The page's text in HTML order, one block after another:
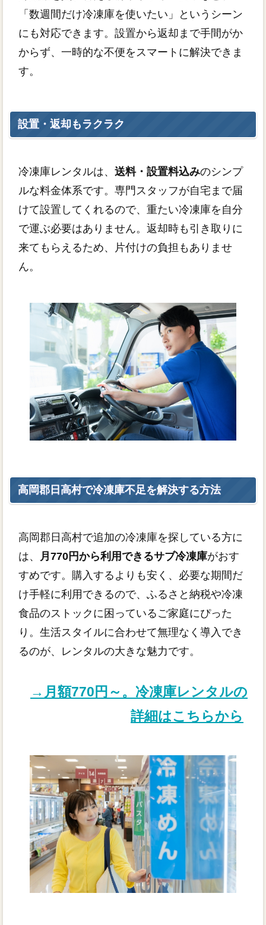
「数週間だけ冷凍庫を使いたい」というシーン
にも対応できます。設置から返却まで手間がか
からず、一時的な不便をスマートに解決できま
す。
設置・返却もラクラク
冷凍庫レンタルは、 送料・設置料込みのシンプ
ルな料金体系です。専門スタッフが自宅まで届
けて設置してくれるので、重たい冷凍庫を自分
で運ぶ必要はありません。返却時も引き取りに
来てもらえるため、片付けの負担もありませ
ん。
高岡郡日高村で冷凍庫不足を解決する方法
高岡郡日高村で追加の冷凍庫を探している方に
は、
月770円から利用できるサブ冷凍庫がおす
すめです。購入するよりも安く、必要な期間だ
け手軽に利用できるので、ふるさと納税や冷凍
食品のストックに困っているご家庭にぴった
り。生活スタイルに合わせて無理なく導入でき
るのが、レンタルの大きな魅力です。
→月額770円～。冷凍庫レンタルの
詳細はこちらから